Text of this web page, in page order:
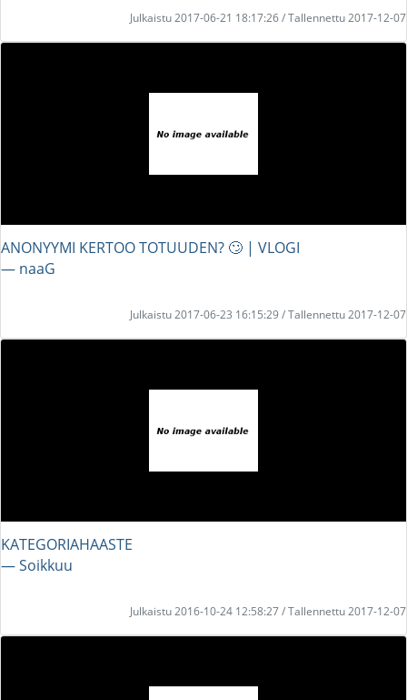
Julkaistu 2017-06-21 18:17:26 / Tallennettu 2017-12-07
ANONYYMI KERTOO TOTUUDEN? 🙄 | VLOGI
― naaG
Julkaistu 2017-06-23 16:15:29 / Tallennettu 2017-12-07
KATEGORIAHAASTE
― Soikkuu
Julkaistu 2016-10-24 12:58:27 / Tallennettu 2017-12-07